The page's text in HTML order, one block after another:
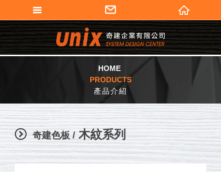
奇建企業有限公司
HOME
PRODUCTS
產品介紹
奇建色板 /木紋系列
填寫匯款通知
會員登入
加入會員
忘記密碼
密碼修改
個人資料修改
訂單查詢
會員登出